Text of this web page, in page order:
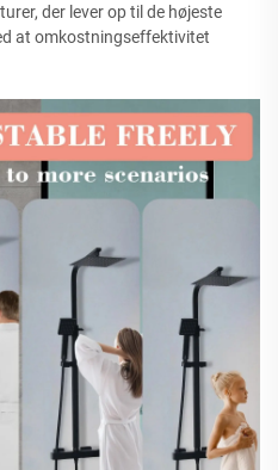
der lever op til de højeste
at omkostningseffektivitet